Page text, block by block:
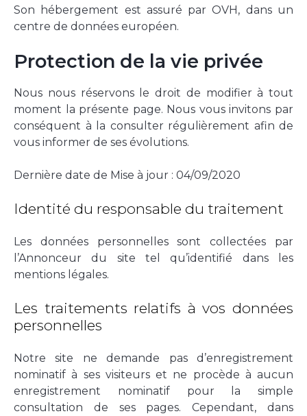
Son hébergement est assuré par OVH, dans un
centre de données européen.
Protection de la vie privée
Nous nous réservons le droit de modifier à tout
moment la présente page. Nous vous invitons par
conséquent à la consulter régulièrement afin de
vous informer de ses évolutions.
Dernière date de Mise à jour : 04/09/2020
Identité du responsable du traitement
Les données personnelles sont collectées par
l’Annonceur du site tel qu’identifié dans les
mentions légales.
Les traitements relatifs à vos données
personnelles
Notre site ne demande pas d’enregistrement
nominatif à ses visiteurs et ne procède à aucun
enregistrement nominatif pour la simple
consultation de ses pages. Cependant, dans